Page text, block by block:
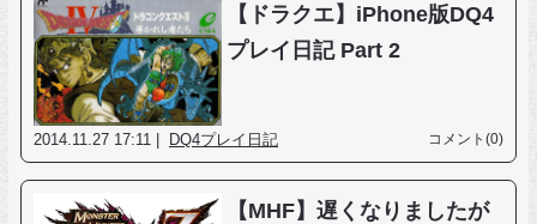
【ドラクエ】iPhone版DQ4
プレイ日記 Part 2
2014.11.27 17:11 | DQ4プレイ日記 コメント(0)
【MHF】遅くなりましたが